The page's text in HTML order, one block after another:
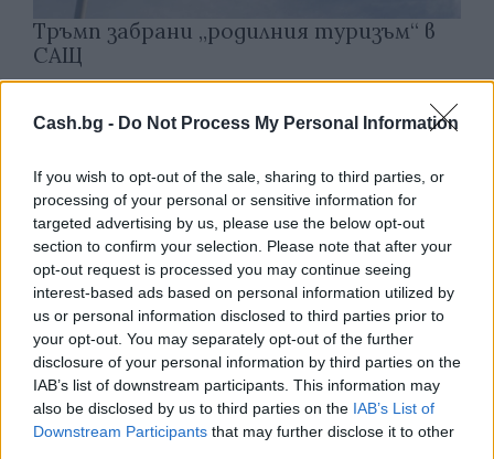
Cash.bg - Do Not Process My Personal Information
If you wish to opt-out of the sale, sharing to third parties, or
processing of your personal or sensitive information for
targeted advertising by us, please use the below opt-out
section to confirm your selection. Please note that after your
opt-out request is processed you may continue seeing
interest-based ads based on personal information utilized by
us or personal information disclosed to third parties prior to
your opt-out. You may separately opt-out of the further
disclosure of your personal information by third parties on the
IAB’s list of downstream participants. This information may
also be disclosed by us to third parties on the IAB’s List of
Downstream Participants that may further disclose it to other
Тръмп забрани „родилния туризъм“ в
САЩ
Разкриха мащабна корупционна схема